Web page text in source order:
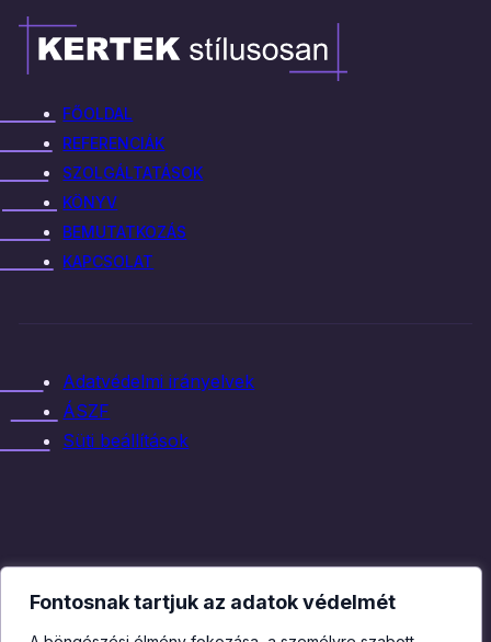
Fontosnak tartjuk az adatok védelmét
FŐOLDAL
REFERENCIÁK
SZOLGÁLTATÁSOK
KÖNYV
BEMUTATKOZÁS
KAPCSOLAT
Adatvédelmi irányelvek
ÁSZF
Süti beállítások